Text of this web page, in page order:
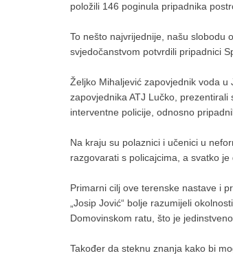
položili 146 poginula pripadnika
To nešto najvrijednije, našu slobodu
svjedočanstvom potvrdili pripadnici
Željko Mihaljević zapovjednik voda
zapovjednika ATJ Lučko,
interventne policije, odnosno
Na kraju su polaznici i učenici u
razgovarati s policajcima, a svatko je
Primarni cilj ove terenske nastave i
„Josip Jović“ bolje razumijeli
Domovinskom ratu, što je
Također da steknu znanja kako bi